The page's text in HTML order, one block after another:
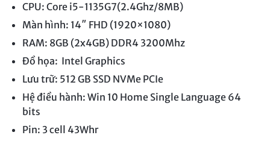
CPU: Core i5-1135G7(2.4Ghz/8MB)
Màn hình: 14″ FHD (1920×1080)
RAM: 8GB (2x4GB) DDR4 3200Mhz
Đồ họa: Intel Graphics
Lưu trữ: 512 GB SSD NVMe PCIe
Hệ điều hành: Win 10 Home Single Language 64
bits
Pin: 3 cell 43Whr